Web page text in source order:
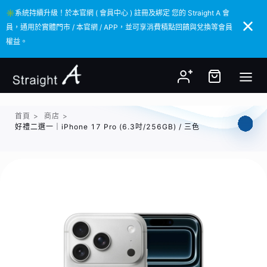
✳️系統持續升級！於本官網 ( 會員中心 ) 註冊及綁定 您的 Straight A 會
員，通用於實體門市 / 本官網 / APP，並可享消費積點回饋與兌換等會員
權益。
✳️系統持續升級！於本官網 ( 會員中心 ) 註冊及綁定 您的 Straight A 會
員，通用於實體門市 / 本官網 / APP，並可享消費積點回饋與兌換等會員
權益。
首頁 > 商店 >
好禮二選一｜iPhone 17 Pro (6.3吋/256GB) / 三色